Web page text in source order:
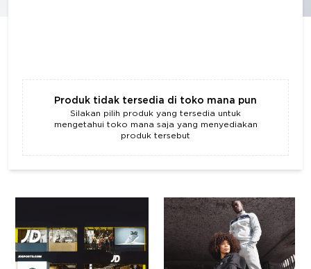
Produk tidak tersedia di toko mana pun
Silakan pilih produk yang tersedia untuk
mengetahui toko mana saja yang menyediakan
produk tersebut